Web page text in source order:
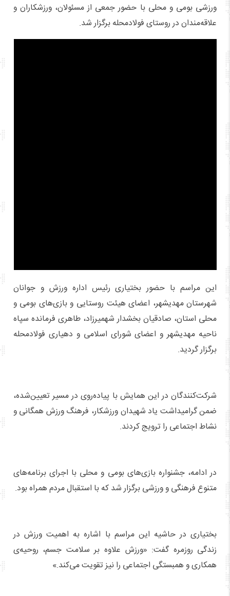
ورزشی بومی و محلی با حضور جمعی از مسئولان، ورزشکاران و
علاقه‌مندان در روستای فولادمحله برگزار شد.
این مراسم با حضور بختیاری رئیس اداره ورزش و جوانان
شهرستان مهدیشهر، اعضای هیئت روستایی و بازی‌های بومی و
محلی استان، صادقیان بخشدار شهمیرزاد، طاهری فرمانده سپاه
ناحیه مهدیشهر و اعضای شورای اسلامی و دهیاری فولادمحله
برگزار گردید.
شرکت‌کنندگان در این همایش با پیاده‌روی در مسیر تعیین‌شده،
ضمن گرامیداشت یاد شهیدان ورزشکار، فرهنگ ورزش همگانی و
نشاط اجتماعی را ترویج کردند.
در ادامه، جشنواره بازی‌های بومی و محلی با اجرای برنامه‌های
متنوع فرهنگی و ورزشی برگزار شد که با استقبال مردم همراه بود.
بختیاری در حاشیه این مراسم با اشاره به اهمیت ورزش در
زندگی روزمره گفت: «ورزش علاوه بر سلامت جسم، روحیه‌ی
همکاری و همبستگی اجتماعی را نیز تقویت می‌کند.»